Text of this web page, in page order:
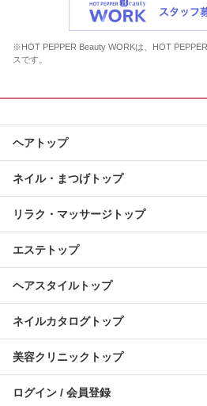
※HOT PEPPER Beauty WORKは、HOT
スです。
ヘアトップ
ネイル・まつげトップ
リラク・マッサージトップ
エステトップ
ヘアスタイルトップ
ネイルカタログトップ
美容クリニックトップ
ログイン / 会員登録